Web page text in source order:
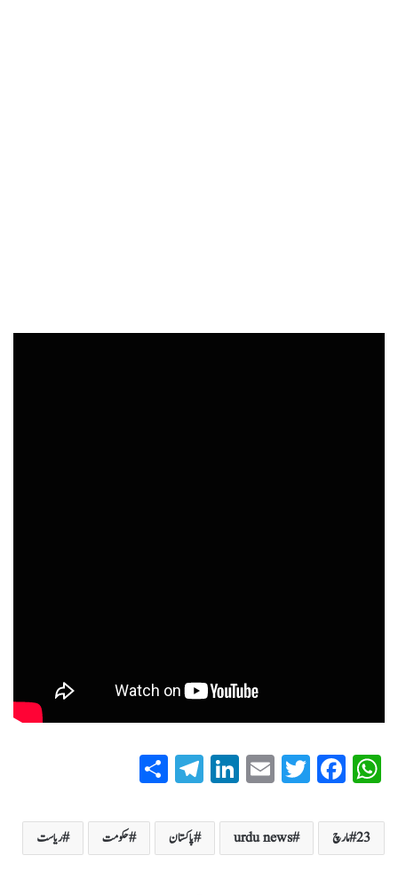
W
ts
A
Fa
bo
ok
T
tte
r
E
ail
Li
ed
In
T
eg
ra
re 23 مارچ urdu news پاکستان حکومت ریاست